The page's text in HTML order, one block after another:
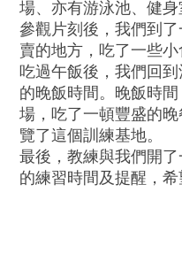
場、亦有游泳池、健身
參觀片刻後，我們到
賣的地方，吃了一些小
吃過午飯後，我們回
的晚飯時間。晚飯時
場，吃了一頓豐盛的
覽了這個訓練基地。
最後，教練與我們開
的練習時間及提醒，希